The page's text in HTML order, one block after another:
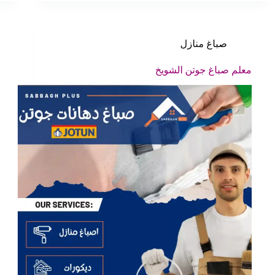
صباغ منازل
معلم صباغ جوتن الشويخ